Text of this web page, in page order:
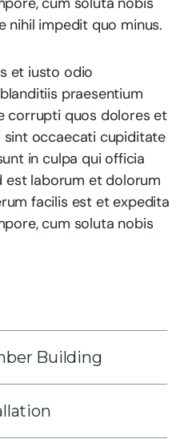
nihil impedit quo minus.
et iusto odio
praesentium
corrupti quos dolores et
occaecati cupiditate
in culpa qui officia
est laborum et dolorum
facilis est et expedita
cum soluta nobis
Building